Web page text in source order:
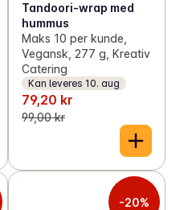
Tandoori-wrap med
hummus
Maks 10 per kunde,
Vegansk, 277 g, Kreativ
Catering
Kan leveres 10. aug
79,20 kr
99,00 kr
-20%